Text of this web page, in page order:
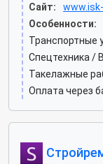
Сайт:
Особенности:
Транспортные
Спецтехника /
Такелажные
Оплата через